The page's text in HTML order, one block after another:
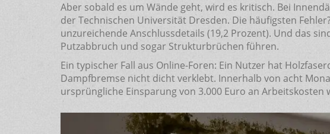
Aber sobald es um Wände geht, wird es kritisch. Bei
der Technischen Universität Dresden. Die häufigsten
unzureichende Anschlussdetails (19,2 Prozent). Und das
Putzabbruch und sogar Strukturbrüchen führen.
Ein typischer Fall aus Online-Foren: Ein Nutzer hat
Dampfbremse nicht dicht verklebt. Innerhalb von acht
ursprüngliche Einsparung von 3.000 Euro an